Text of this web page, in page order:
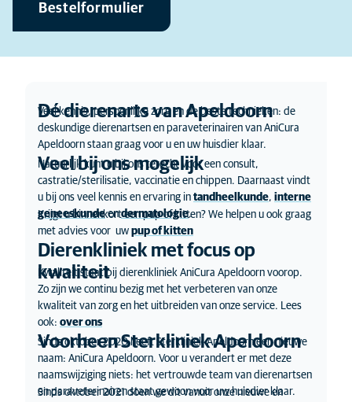
Bestelformulier
Dé dierenarts van Apeldoorn
Veel kennis, persoonlijke zorg en de beste technieken: de
deskundige dierenartsen en paraveterinairen van AniCura
Apeldoorn staan graag voor u en uw huisdier klaar.
Veel bij ons mogelijk
Natuurlijk kunt u bij ons terecht voor een consult,
castratie/sterilisatie, vaccinatie en chippen. Daarnaast vindt
u bij ons veel kennis en ervaring in tandheelkunde, interne
geneeskundeendermatologie.
Krijgt u binnenkort een pup of kitten? We helpen u ook graag
met advies voor uw pup of kitten
Dierenkliniek met focus op
kwaliteit
Kwaliteit staat bij dierenkliniek AniCura Apeldoorn voorop.
Zo zijn we continu bezig met het verbeteren van onze
kwaliteit van zorg en het uitbreiden van onze service. Lees
ook: over ons
Voorheen Sterkliniek Apeldoorn
Sinds oktober 2020 heeft Sterkliniek Apeldoorn een nieuwe
naam: AniCura Apeldoorn. Voor u verandert er met deze
naamswijziging niets: het vertrouwde team van dierenartsen
en paraveterinairen staat gewoon voor uw huisdier klaar.
Sinds oktober 2021 doen we dit vanuit onze nieuwe en